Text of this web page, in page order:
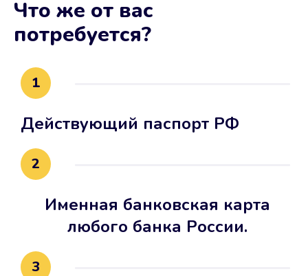
Что же от вас
потребуется?
1
Действующий паспорт РФ
2
Именная банковская карта
любого банка России.
3